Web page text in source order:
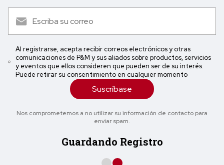
Al registrarse, acepta recibir correos electrónicos y otras
comunicaciones de P&M y sus aliados sobre productos, servicios
y eventos que ellos consideren que pueden ser de su interés.
Puede retirar su consentimiento en cualquier momento
Suscríbase
Nos comprometemos a no utilizar su información de contacto para
enviar spam.
Guardando Registro